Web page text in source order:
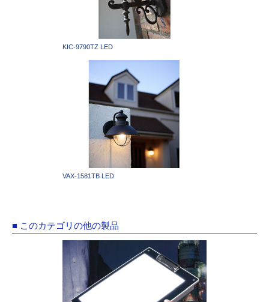
KIC-9790TZ LED
VAX-1581TB LED
■ このカテゴリの他の製品